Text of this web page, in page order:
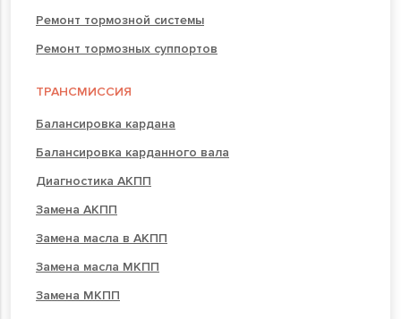
Ремонт тормозной системы
Ремонт тормозных суппортов
ТРАНСМИССИЯ
Балансировка кардана
Балансировка карданного вала
Диагностика АКПП
Замена АКПП
Замена масла в АКПП
Замена масла МКПП
Замена МКПП